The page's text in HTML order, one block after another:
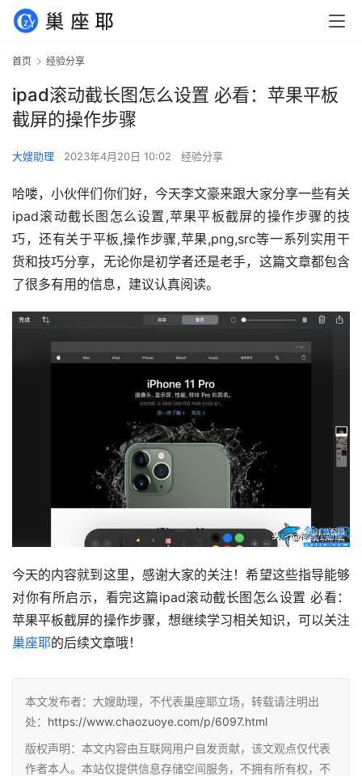
首页 经验分享
ipad滚动截长图怎么设置 必看：苹果平板
截屏的操作步骤
大嫂助理 2023年4月20日 10:02 经验分享
哈喽，小伙伴们你们好，今天李文豪来跟大家分享一些有关
ipad滚动截长图怎么设置,苹果平板截屏的操作步骤的技
巧，还有关于平板,操作步骤,苹果,png,src等一系列实用干
货和技巧分享，无论你是初学者还是老手，这篇文章都包含
了很多有用的信息，建议认真阅读。
今天的内容就到这里，感谢大家的关注！希望这些指导能够
对你有所启示，看完这篇ipad滚动截长图怎么设置 必看：
苹果平板截屏的操作步骤，想继续学习相关知识，可以关注
巢座耶的后续文章哦！
本文发布者：大嫂助理，不代表巢座耶立场，转载请注明出
处： https://www.chaozuoye.com/p/6097.html
版权声明：本文内容由互联网用户自发贡献，该文观点仅代表
作者本人。本站仅提供信息存储空间服务，不拥有所有权，不